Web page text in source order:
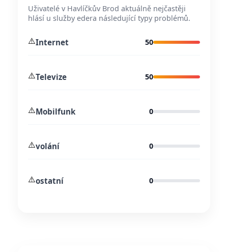
Uživatelé v Havlíčkův Brod aktuálně nejčastěji
hlásí u služby edera následující typy problémů.
⚠️Internet 50
⚠️Televize 50
⚠️Mobilfunk 0
⚠️volání 0
⚠️ostatní 0